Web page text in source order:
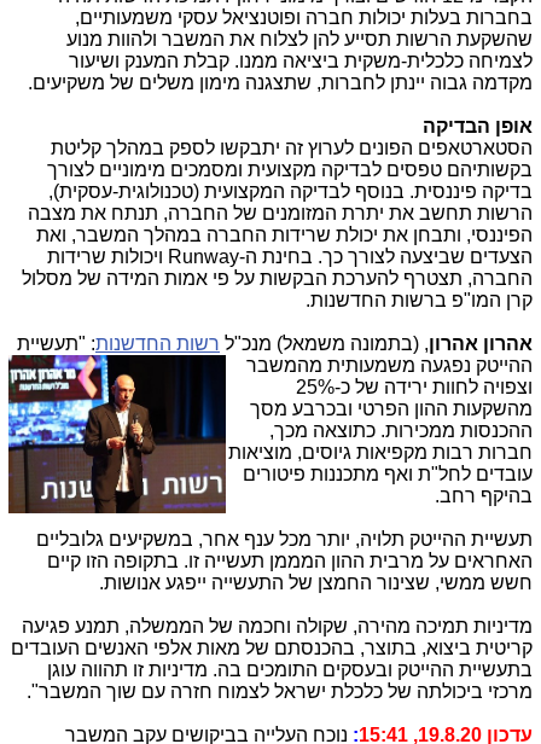
בחברות בעלות יכולות חברה ופוטנציאל עסקי משמעותיים,
שהשקעת הרשות תסייע להן לצלוח את המשבר ולהוות מנוע
לצמיחה כלכלית-משקית ביציאה ממנו. קבלת המענק ושיעור
מקדמה גבוה יינתן לחברות, שתצגנה מימון משלים של משקיעים.
אופן הבדיקה
הסטארטאפים הפונים לערוץ זה יתבקשו לספק במהלך קליטת
בקשותיהם טפסים לבדיקה מקצועית ומסמכים מימוניים לצורך
בדיקה פיננסית. בנוסף לבדיקה המקצועית (טכנולוגית-עסקית),
הרשות תחשב את יתרת המזומנים של החברה, תנתח את מצבה
הפיננסי, ותבחן את יכולת שרידות החברה במהלך המשבר, ואת
הצעדים שביצעה לצורך כך. בחינת ה-Runway ויכולות שרידות
החברה, תצטרף להערכת הבקשות על פי אמות המידה של מסלול
קרן המו"פ ברשות החדשנות.
אהרון אהרון, (בתמונה משמאל) מנכ"ל רשות החדשנות: "תעשיית
ההייטק נפגעה משמעותית מהמשבר
וצפויה לחוות ירידה של כ-25%
מהשקעות ההון הפרטי ובכרבע מסך
ההכנסות ממכירות. כתוצאה מכך,
חברות רבות מקפיאות גיוסים, מוציאות
עובדים לחל"ת ואף מתכננות פיטורים
בהיקף רחב.
תעשיית ההייטק תלויה, יותר מכל ענף אחר, במשקיעים גלובליים
האחראים על מרבית ההון המממן תעשייה זו. בתקופה הזו קיים
חשש ממשי, שצינור החמצן של התעשייה ייפגע אנושות.
מדיניות תמיכה מהירה, שקולה וחכמה של הממשלה, תמנע פגיעה
קריטית ביצוא, בתוצר, בהכנסתם של מאות אלפי האנשים העובדים
בתעשיית ההייטק ובעסקים התומכים בה. מדיניות זו תהווה עוגן
מרכזי ביכולתה של כלכלת ישראל לצמוח חזרה עם שוך המשבר".
עדכון 19.8.20, 15:41 : נוכח העלייה בביקושים עקב המשבר